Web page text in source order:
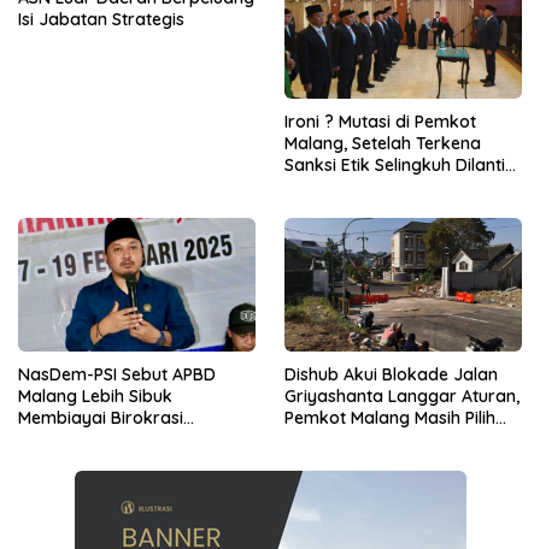
Isi Jabatan Strategis
Ironi ? Mutasi di Pemkot
Malang, Setelah Terkena
Sanksi Etik Selingkuh Dilantik,
NasDem-PSI Sebut APBD
Malang Lebih Sibuk
Membiayai Birokrasi
Dishub Akui Blokade Jalan
Griyashanta Langgar Aturan,
Pemkot Malang Masih Pilih